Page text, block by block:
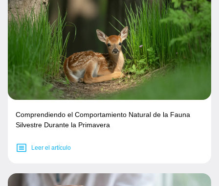
Comprendiendo el Comportamiento Natural de la Fauna
Silvestre Durante la Primavera
Leer el artículo